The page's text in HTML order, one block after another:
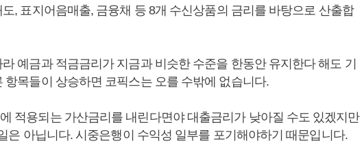
, 표지어음매출, 금융채 등 8개 수신상품의 금리를 바탕으로 산출합
예금과 적금금리가 지금과 비슷한 수준을 한동안 유지한다 해도 기
항목들이 상승하면 코픽스는 오를 수밖에 없습니다.
적용되는 가산금리를 내린다면야 대출금리가 낮아질 수도 있겠지만
은 아닙니다. 시중은행이 수익성 일부를 포기해야하기 때문입니다.